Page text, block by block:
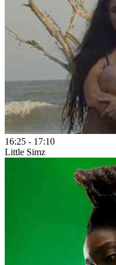
16:25 - 17:10
Little Simz